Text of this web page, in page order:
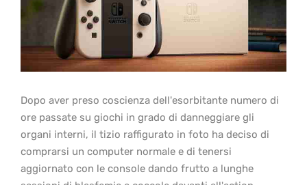
Dopo aver preso coscienza dell'esorbitante numero di
ore passate su giochi in grado di danneggiare gli
organi interni, il tizio raffigurato in foto ha deciso di
comprarsi un computer normale e di tenersi
aggiornato con le console dando frutto a lunghe